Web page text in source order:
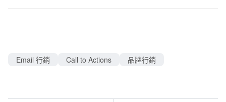
Email 行銷 Call to Actions 品牌行銷